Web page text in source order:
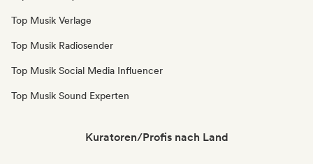
Top Musik Verlage
Top Musik Radiosender
Top Musik Social Media Influencer
Top Musik Sound Experten
Kuratoren/Profis nach Land